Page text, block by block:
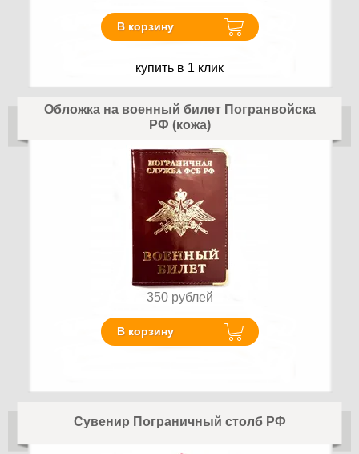
В корзину
купить в 1 клик
Обложка на военный билет Погранвойска
РФ (кожа)
350 рублей
В корзину
Сувенир Пограничный столб РФ